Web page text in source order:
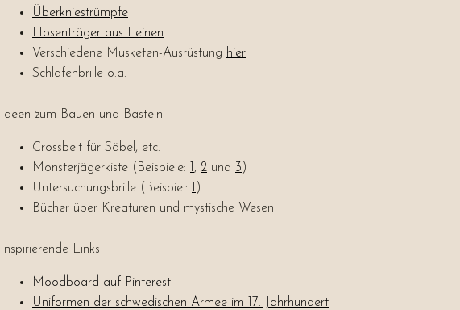
Überkniestrümpfe
Hosenträger aus Leinen
Verschiedene Musketen-Ausrüstung hier
Schläfenbrille o.ä.
Ideen zum Bauen und Basteln
Crossbelt für Säbel, etc.
Monsterjägerkiste (Beispiele:
, 2 und 3 )
Untersuchungsbrille (Beispiel:
)
Bücher über Kreaturen und mystische Wesen
Inspirierende Links
Moodboard auf Pinterest
Uniformen der schwedischen Armee im 17. Jahrhundert